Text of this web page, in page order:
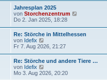
r
B
e
i
t
r
g
e
s
t
e
r
B
i
t
r
a
g
Jahresplan 2025
von Storchenzentrum
s
r
B
Do 2. Jan 2025, 18:28
Re: Störche in Mittelhessen
von Idefix
e
s
t
e
Fr 7. Aug 2026, 21:27
Re: Störche und andere Tiere …
von Idefix
e
Mo 3. Aug 2026, 20:20